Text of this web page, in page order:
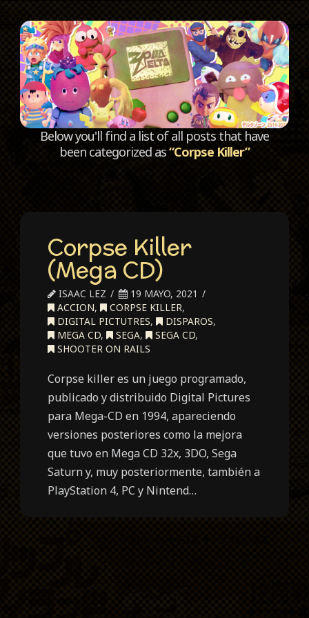
Below you'll find a list of all posts that have
been categorized as“Corpse Killer”
Corpse Killer
(Mega CD)
ISAAC LEZ
19 MAYO, 2021
ACCION, CORPSE KILLER,
DIGITAL PICTUTRES, DISPAROS,
MEGA CD, SEGA, SEGA CD,
SHOOTER ON RAILS
Corpse killer es un juego programado,
publicado y distribuido Digital Pictures
para Mega-CD en 1994, apareciendo
versiones posteriores como la mejora
que tuvo en Mega CD 32x, 3DO, Sega
Saturn y, muy posteriormente, también a
PlayStation 4, PC y Nintend…